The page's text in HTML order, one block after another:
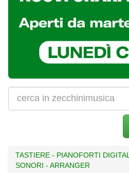
TASTIERE - PIANOFORTI
SONORI - ARRANGER